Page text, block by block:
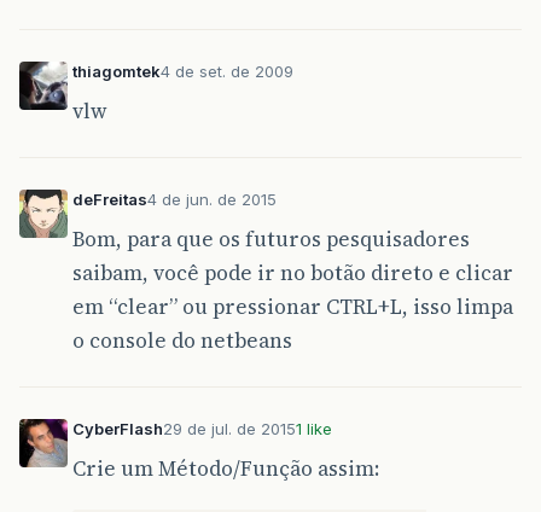
thiagomtek4 de set. de 2009
vlw
deFreitas4 de jun. de 2015
Bom, para que os futuros pesquisadores
saibam, você pode ir no botão direto e clicar
em “clear” ou pressionar CTRL+L, isso limpa
o console do netbeans
CyberFlash29 de jul. de 20151 like
Crie um Método/Função assim: